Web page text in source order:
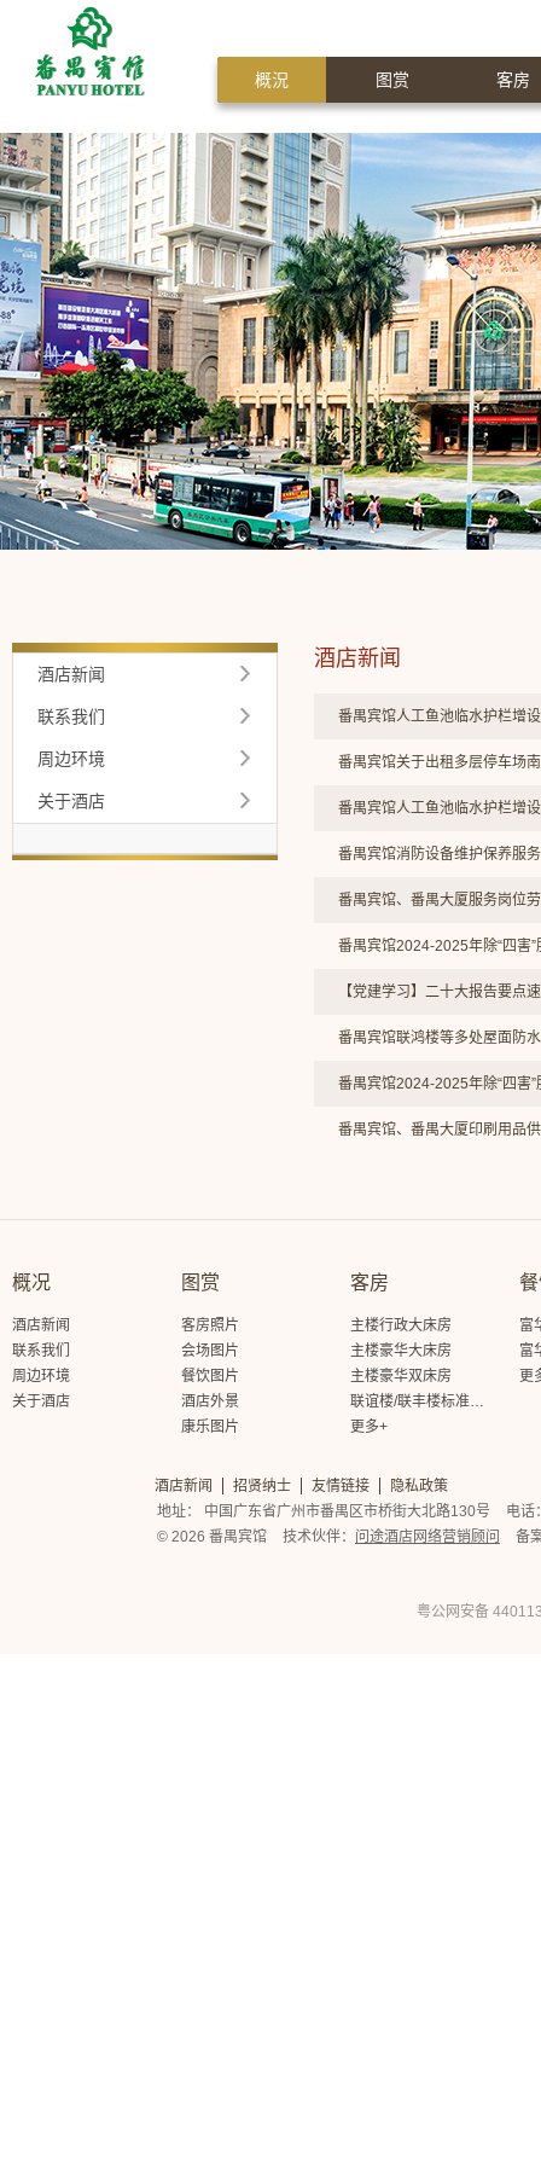
概況 图赏 客房
酒店新闻
番禺宾馆人工鱼池临水护栏增
番禺宾馆关于出租多层停车场
番禺宾馆人工鱼池临水护栏增
番禺宾馆消防设备维护保养服
番禺宾馆、番禺大厦服务岗位
番禺宾馆2024-2025年除“四害
【党建学习】二十大报告要点
番禺宾馆联鸿楼等多处屋面防
番禺宾馆2024-2025年除“四害
番禺宾馆、番禺大厦印刷用品
酒店新闻
联系我们
周边环境
关于酒店
概况
酒店新闻
联系我们
周边环境
关于酒店
图赏
客房照片
会场图片
餐饮图片
酒店外景
康乐图片
客房
主楼行政大床房
主楼豪华大床房
主楼豪华双床房
联谊楼/联丰楼标准大床房
更多+
富
富
更
酒店新闻 招贤纳士 友情链接
隐私政策
地址： 中国广东省广州市番禺区市桥街大北路130号
电话
© 2026 番禺宾馆
技术伙伴： 问途酒店网络营销顾问 备
粤公网安备